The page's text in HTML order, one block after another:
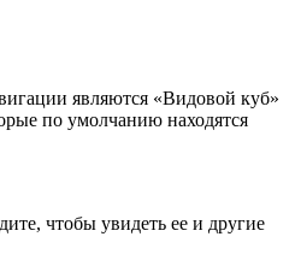
являются «Видовой куб»
по умолчанию находятся
чтобы увидеть ее и другие